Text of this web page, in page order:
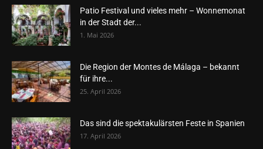
Patio Festival und vieles mehr – Wonnemonat
in der Stadt der...
1. Mai 2026
Die Region der Montes de Málaga – bekannt
für ihre...
25. April 2026
Das sind die spektakulärsten Feste in Spanien
17. April 2026